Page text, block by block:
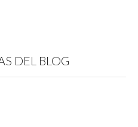
DEL BLOG